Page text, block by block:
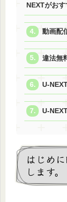
NEXTがおす
動画配
違法無
U-
U-
はじめ
します。